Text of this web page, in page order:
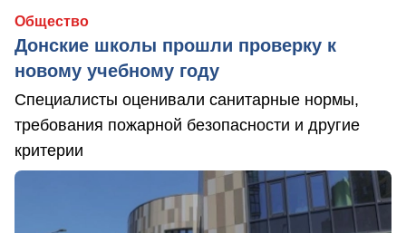
Общество
Донские школы прошли проверку к
новому учебному году
Специалисты оценивали санитарные нормы,
требования пожарной безопасности и другие
критерии